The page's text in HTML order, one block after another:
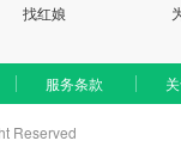
找红娘
服务条款
Reserved